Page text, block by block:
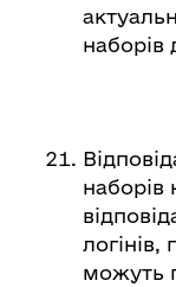
наборів
наборів
логінів,
можуть